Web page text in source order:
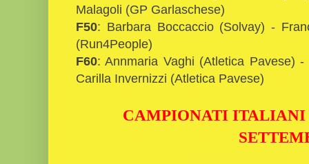
Malagoli (GP Garlaschese)
F50: Barbara Boccaccio (Solvay) -
(Run4People)
F60: Annmaria Vaghi (Atletica Pavese)
Carilla Invernizzi (Atletica Pavese)
CAMPIONATI